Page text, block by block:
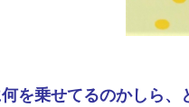
を乗せてるのかしら、